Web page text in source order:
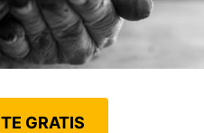
GRATIS